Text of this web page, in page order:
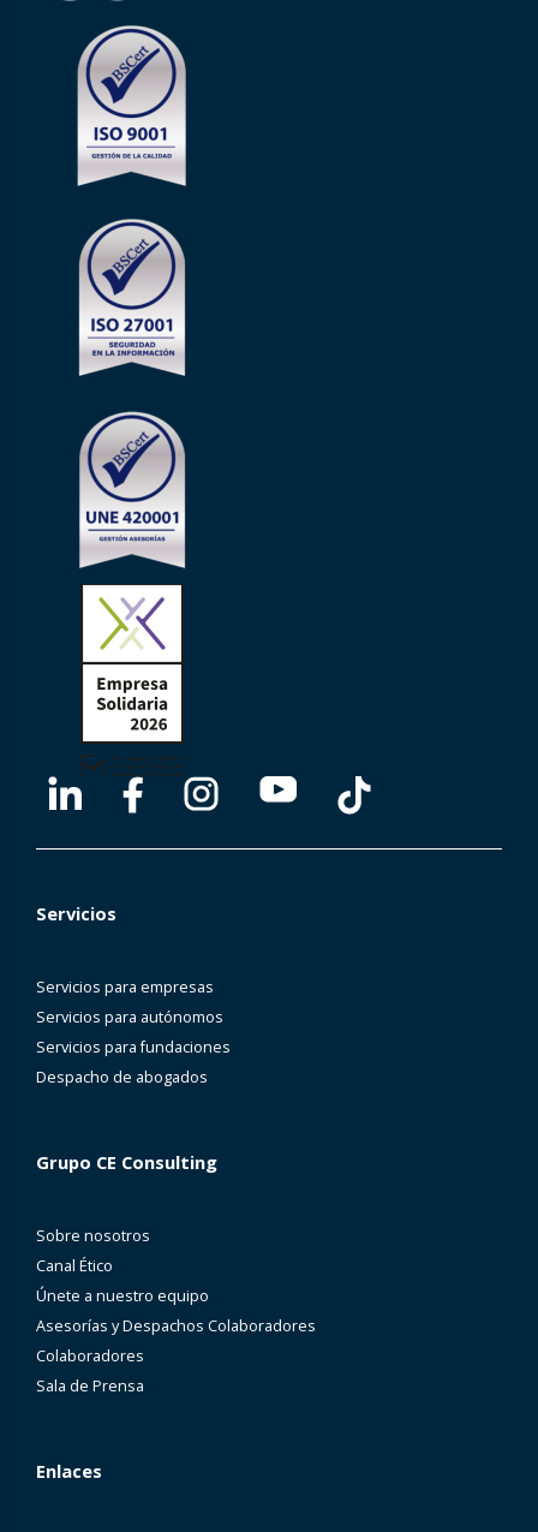
Servicios
Servicios para empresas
Servicios para autónomos
Servicios para fundaciones
Despacho de abogados
Grupo CE Consulting
Sobre nosotros
Canal Ético
Únete a nuestro equipo
Asesorías y Despachos Colaboradores
Colaboradores
Sala de Prensa
Enlaces